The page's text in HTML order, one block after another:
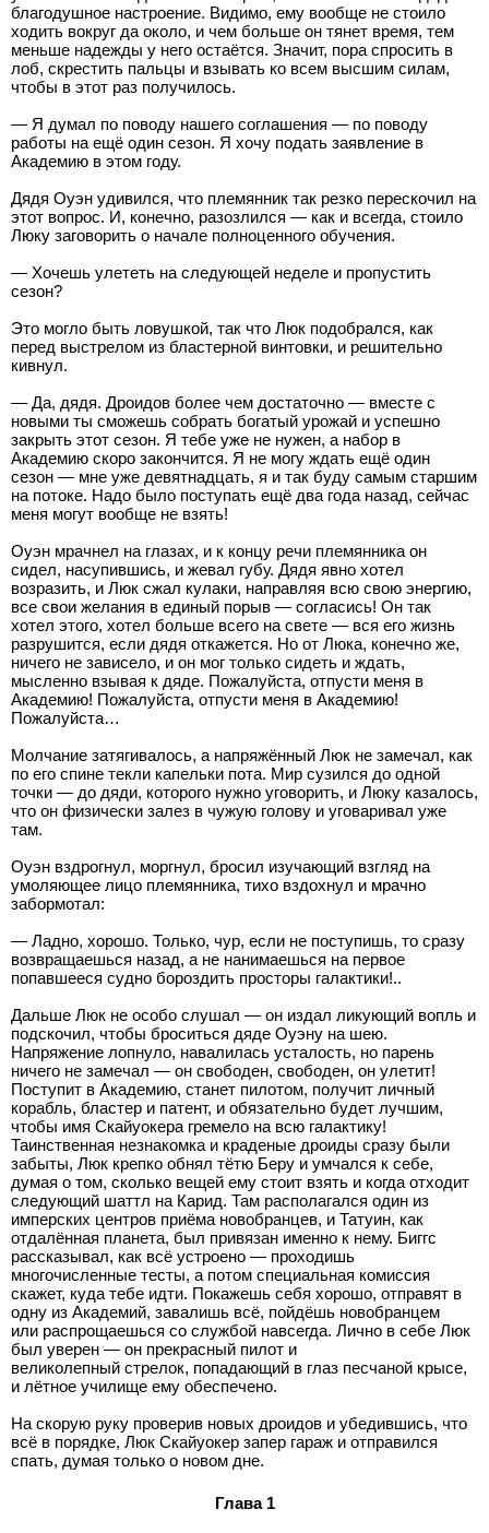
благодушное настроение. Видимо, ему вообще не стоило
ходить вокруг да около, и чем больше он тянет время, тем
меньше надежды у него остаётся. Значит, пора спросить в
лоб, скрестить пальцы и взывать ко всем высшим силам,
чтобы в этот раз получилось.
— Я думал по поводу нашего соглашения — по поводу
работы на ещё один сезон. Я хочу подать заявление в
Академию в этом году.
Дядя Оуэн удивился, что племянник так резко перескочил на
этот вопрос. И, конечно, разозлился — как и всегда, стоило
Люку заговорить о начале полноценного обучения.
— Хочешь улететь на следующей неделе и пропустить
сезон?
Это могло быть ловушкой, так что Люк подобрался, как
перед выстрелом из бластерной винтовки, и решительно
кивнул.
— Да, дядя. Дроидов более чем достаточно — вместе с
новыми ты сможешь собрать богатый урожай и успешно
закрыть этот сезон. Я тебе уже не нужен, а набор в
Академию скоро закончится. Я не могу ждать ещё один
сезон — мне уже девятнадцать, я и так буду самым старшим
на потоке. Надо было поступать ещё два года назад, сейчас
меня могут вообще не взять!
Оуэн мрачнел на глазах, и к концу речи племянника он
сидел, насупившись, и жевал губу. Дядя явно хотел
возразить, и Люк сжал кулаки, направляя всю свою энергию,
все свои желания в единый порыв — согласись! Он так
хотел этого, хотел больше всего на свете — вся его жизнь
разрушится, если дядя откажется. Но от Люка, конечно же,
ничего не зависело, и он мог только сидеть и ждать,
мысленно взывая к дяде. Пожалуйста, отпусти меня в
Академию! Пожалуйста, отпусти меня в Академию!
Пожалуйста…
Молчание затягивалось, а напряжённый Люк не замечал, как
по его спине текли капельки пота. Мир сузился до одной
точки — до дяди, которого нужно уговорить, и Люку казалось,
что он физически залез в чужую голову и уговаривал уже
там.
Оуэн вздрогнул, моргнул, бросил изучающий взгляд на
умоляющее лицо племянника, тихо вздохнул и мрачно
забормотал:
— Ладно, хорошо. Только, чур, если не поступишь, то сразу
возвращаешься назад, а не нанимаешься на первое
попавшееся судно бороздить просторы галактики!..
Дальше Люк не особо слушал — он издал ликующий вопль и
подскочил, чтобы броситься дяде Оуэну на шею.
Напряжение лопнуло, навалилась усталость, но парень
ничего не замечал — он свободен, свободен, он улетит!
Поступит в Академию, станет пилотом, получит личный
корабль, бластер и патент, и обязательно будет лучшим,
чтобы имя Скайуокера гремело на всю галактику!
Таинственная незнакомка и краденые дроиды сразу были
забыты, Люк крепко обнял тётю Беру и умчался к себе,
думая о том, сколько вещей ему стоит взять и когда отходит
следующий шаттл на Карид. Там располагался один из
имперских центров приёма новобранцев, и Татуин, как
отдалённая планета, был привязан именно к нему. Биггс
рассказывал, как всё устроено — проходишь
многочисленные тесты, а потом специальная комиссия
скажет, куда тебе идти. Покажешь себя хорошо, отправят в
одну из Академий, завалишь всё, пойдёшь новобранцем
или распрощаешься со службой навсегда. Лично в себе Люк
был уверен — он прекрасный пилот и
великолепный стрелок, попадающий в глаз песчаной крысе,
и лётное училище ему обеспечено.
На скорую руку проверив новых дроидов и убедившись, что
всё в порядке, Люк Скайуокер запер гараж и отправился
спать, думая только о новом дне.
Глава 1